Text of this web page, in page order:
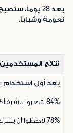
بعد 28 يوماً،
نعومة وشباباً.
نتائج
بعد أول استخدام :
84% شعروا ببشرة
78% لاحظوا أن